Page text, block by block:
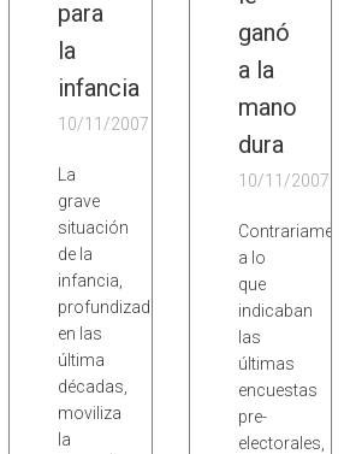
para
la
infancia
10/11/2007
La
grave
situación
de la
infancia,
profundizada
en las
última
décadas,
moviliza
la
ganó
a la
mano
dura
10/11/2007
a lo
que
indicaban
las
últimas
encuestas
pre-
electorales,